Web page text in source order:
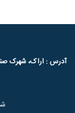
آدرس : اراک، شهرک